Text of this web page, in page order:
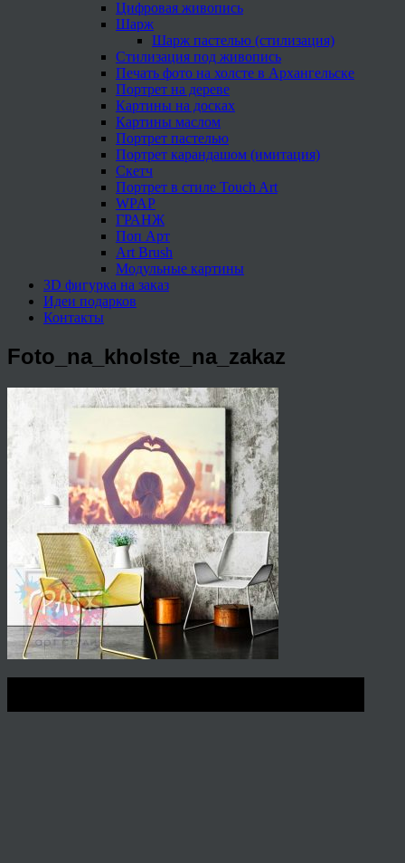
Цифровая живопись
Шарж
Шарж пастелью (стилизация)
Стилизация под живопись
Печать фото на холсте в Архангельске
Портрет на дереве
Картины на досках
Картины маслом
Портрет пастелью
Портрет карандашом (имитация)
Скетч
Портрет в стиле Touch Art
WPAP
ГРАНЖ
Поп Арт
Art Brush
Модульные картины
3D фигурка на заказ
Идеи подарков
Контакты
Foto_na_kholste_na_zakaz